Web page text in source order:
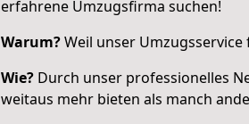
erfahrene Umzugsfirma suchen!
Warum?Weil unser
Wie? Durch unser professionelles
weitaus mehr bieten als manch